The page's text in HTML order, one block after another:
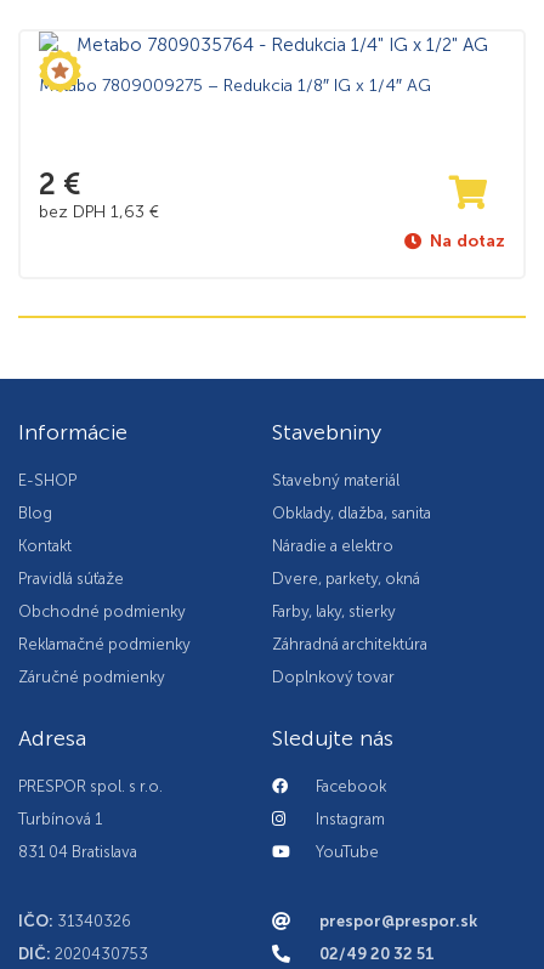
Metabo 7809009275 – Redukcia 1/8″ IG x 1/4″ AG
2 €
bez DPH 1,63 €
Na dotaz
Informácie
E-SHOP
Blog
Kontakt
Pravidlá súťaže
Obchodné podmienky
Reklamačné podmienky
Záručné podmienky
Stavebniny
Stavebný materiál
Obklady, dlažba, sanita
Náradie a elektro
Dvere, parkety, okná
Farby, laky, stierky
Záhradná architektúra
Doplnkový tovar
Adresa
PRESPOR spol. s r.o.
Turbínová 1
831 04 Bratislava
IČO: 31340326
DIČ: 2020430753
Sledujte nás
Facebook
Instagram
YouTube
prespor@prespor.sk
02/49 20 32 51